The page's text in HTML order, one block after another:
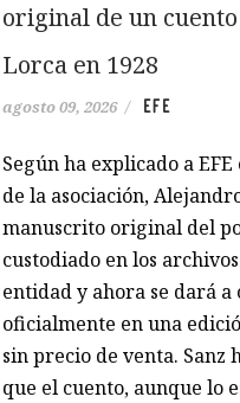
original de un
Lorca en 1928
agosto 09, 2026 / EFE
Según ha explicado a
de la asociación,
manuscrito original del
custodiado en los
entidad y ahora se dará a
oficialmente en una
sin precio de venta. Sanz
que el cuento, aunque lo